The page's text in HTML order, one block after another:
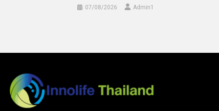
07/08/2026 Admin​1